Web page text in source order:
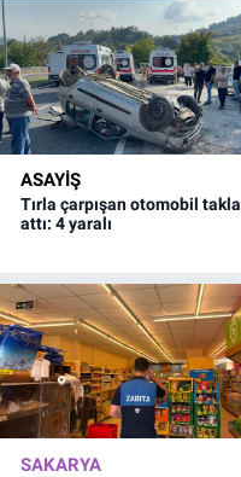
ASAYİŞ
Tırla çarpışan otomobil takla
attı: 4 yaralı
SAKARYA